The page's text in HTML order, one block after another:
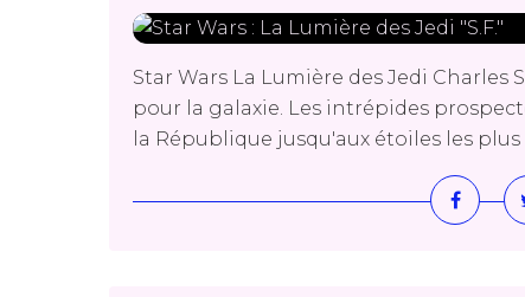
Star Wars La Lumière des Jedi Charles
pour la galaxie. Les intrépides
la République jusqu'aux étoiles les